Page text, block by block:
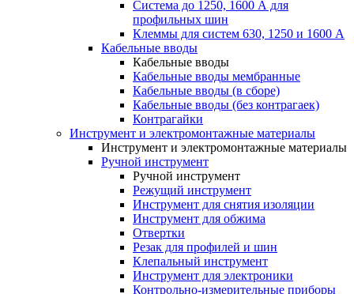
Система до 1250, 1600 А для
профильных шин
Клеммы для систем 630, 1250 и 1600 А
Кабельные вводы
Кабельные вводы
Кабельные вводы мембранные
Кабельные вводы (в сборе)
Кабельные вводы (без контрагаек)
Контрагайки
Инструмент и электромонтажные материалы
Инструмент и электромонтажные материалы
Ручной инструмент
Ручной инструмент
Режущий инструмент
Инструмент для снятия изоляции
Инструмент для обжима
Отвертки
Резак для профилей и шин
Клепальный инструмент
Инструмент для электроники
Контрольно-измерительные приборы